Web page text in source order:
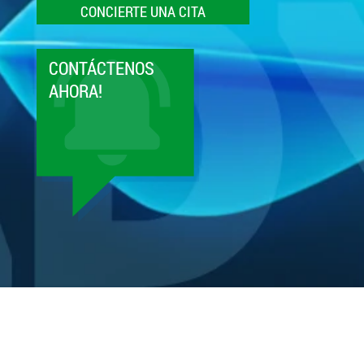
CONCIERTE UNA CITA
CONTÁCTENOS
AHORA!